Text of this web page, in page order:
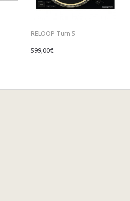
RELOOP Turn 5
599,00€